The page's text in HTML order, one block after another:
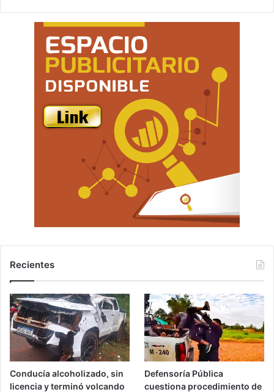
Recientes
Conducía alcoholizado, sin
licencia y terminó volcando
Defensoría Pública
cuestiona procedimiento de